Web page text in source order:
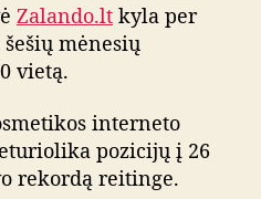
e
r
p
a
Zalando.lt kyla per
mėnesių
vietą.
interneto
pozicijų į 26
rekordą reitinge.